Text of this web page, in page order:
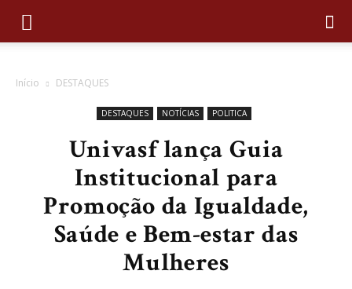
Início DESTAQUES
DESTAQUES NOTÍCIAS POLITICA
Univasf lança Guia
Institucional para
Promoção da Igualdade,
Saúde e Bem-estar das
Mulheres